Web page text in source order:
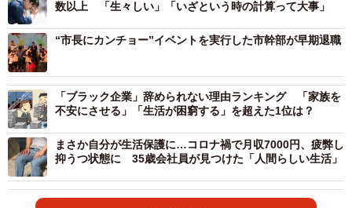
数以上 「生々しい」「いざという時の計算って大事」
“市長にカンチョー”イベントを実行した市幹部が早期退職
「ブラック企業」辞められない理由ランキング 「家族を
不安にさせる」「生活が困窮する」を超えた1位は？
まさか自分が生活保護に…コロナ禍で月収7000円、疲弊し
抑うつ状態に 35歳会社員が見つけた「人間らしい生活」